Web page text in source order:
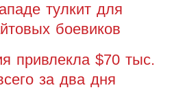
тулкит для
боевиков
привлекла $70 тыс.
за два дня